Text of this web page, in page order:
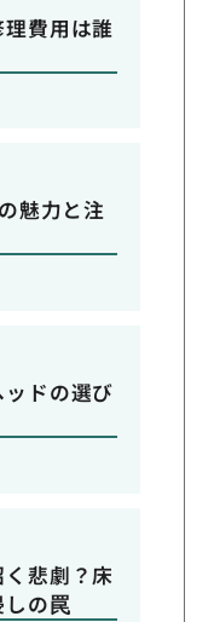
費用は誰
魅力と注
ドの選び
悲劇？床
しの罠